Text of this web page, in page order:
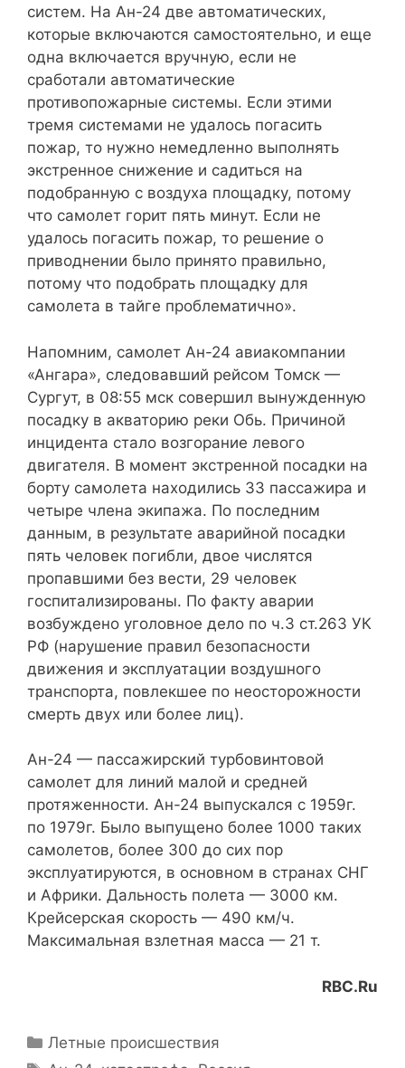
систем. На Ан-24 две автоматических,
которые включаются самостоятельно, и еще
одна включается вручную, если не
сработали автоматические
противопожарные системы. Если этими
тремя системами не удалось погасить
пожар, то нужно немедленно выполнять
экстренное снижение и садиться на
подобранную с воздуха площадку, потому
что самолет горит пять минут. Если не
удалось погасить пожар, то решение о
приводнении было принято правильно,
потому что подобрать площадку для
самолета в тайге проблематично».
Напомним, самолет Ан-24 авиакомпании
«Ангара», следовавший рейсом Томск —
Сургут, в 08:55 мск совершил вынужденную
посадку в акваторию реки Обь. Причиной
инцидента стало возгорание левого
двигателя. В момент экстренной посадки на
борту самолета находились 33 пассажира и
четыре члена экипажа. По последним
данным, в результате аварийной посадки
пять человек погибли, двое числятся
пропавшими без вести, 29 человек
госпитализированы. По факту аварии
возбуждено уголовное дело по ч.3 ст.263 УК
РФ (нарушение правил безопасности
движения и эксплуатации воздушного
транспорта, повлекшее по неосторожности
смерть двух или более лиц).
Ан-24 — пассажирский турбовинтовой
самолет для линий малой и средней
протяженности. Ан-24 выпускался с 1959г.
по 1979г. Было выпущено более 1000 таких
самолетов, более 300 до сих пор
эксплуатируются, в основном в странах СНГ
и Африки. Дальность полета — 3000 км.
Крейсерская скорость — 490 км/ч.
Максимальная взлетная масса — 21 т.
RBC.Ru
Рубрики
Летные происшествия